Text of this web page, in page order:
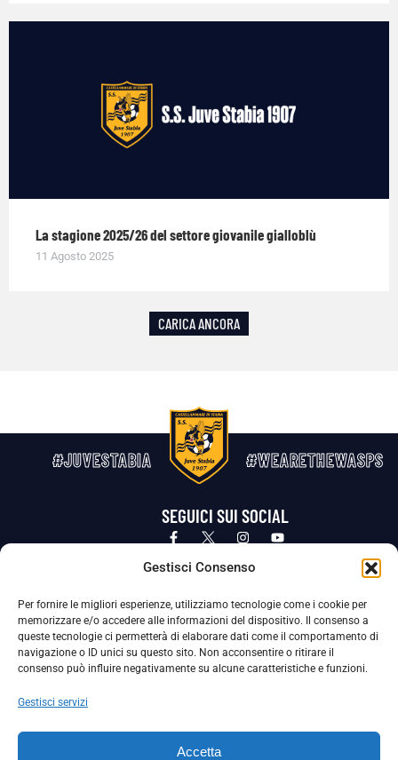
Gestisci Consenso
Per fornire le migliori esperienze, utilizziamo tecnologie come i cookie per
memorizzare e/o accedere alle informazioni del dispositivo. Il consenso a
queste tecnologie ci permetterà di elaborare dati come il comportamento di
navigazione o ID unici su questo sito. Non acconsentire o ritirare il
consenso può influire negativamente su alcune caratteristiche e funzioni.
Gestisci servizi
Accetta
La stagione 2025/26 del settore giovanile gialloblù
11 Agosto 2025
CARICA ANCORA
#JUVESTABIA #WEARETHEWASPS
SEGUICI SUI SOCIAL
Privacy Policy Cookie Policy
La Società ha nominato il Responsabile della Protezione dei Dati Personali (DPO), figura specializzata che vigila sulle modalità
adottate dalla nostra Società per tutelare i Suoi dati personali.
Per contattare il DPO può scrivere a